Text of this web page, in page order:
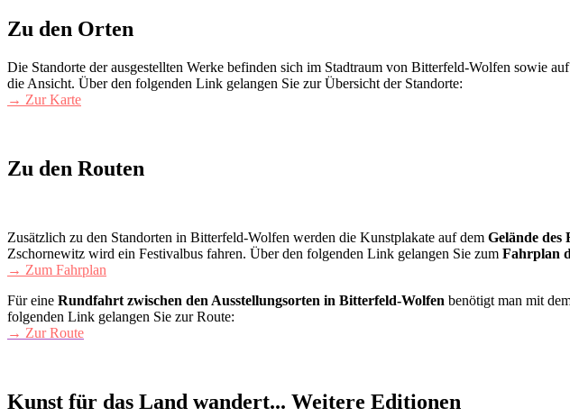
Zu den Orten
Die Standorte der ausgestellten Werke befinden sich im Stadtraum von Bitterfeld-Wolfen sowie
die Ansicht. Über den folgenden Link gelangen Sie zur Übersicht der Standorte:
→ Zur Karte
Zu den Routen
Zusätzlich zu den Standorten in Bitterfeld-Wolfen werden die Kunstplakate auf dem Gelände
Zschornewitz wird ein Festivalbus fahren. Über den folgenden Link gelangen Sie zum Fahrplan
→ Zum Fahrplan
Für eine Rundfahrt zwischen den Ausstellungsorten in Bitterfeld-Wolfen benötigt man mit
folgenden Link gelangen Sie zur Route:
→ Zur Route
Kunst für das Land wandert... Weitere Editionen